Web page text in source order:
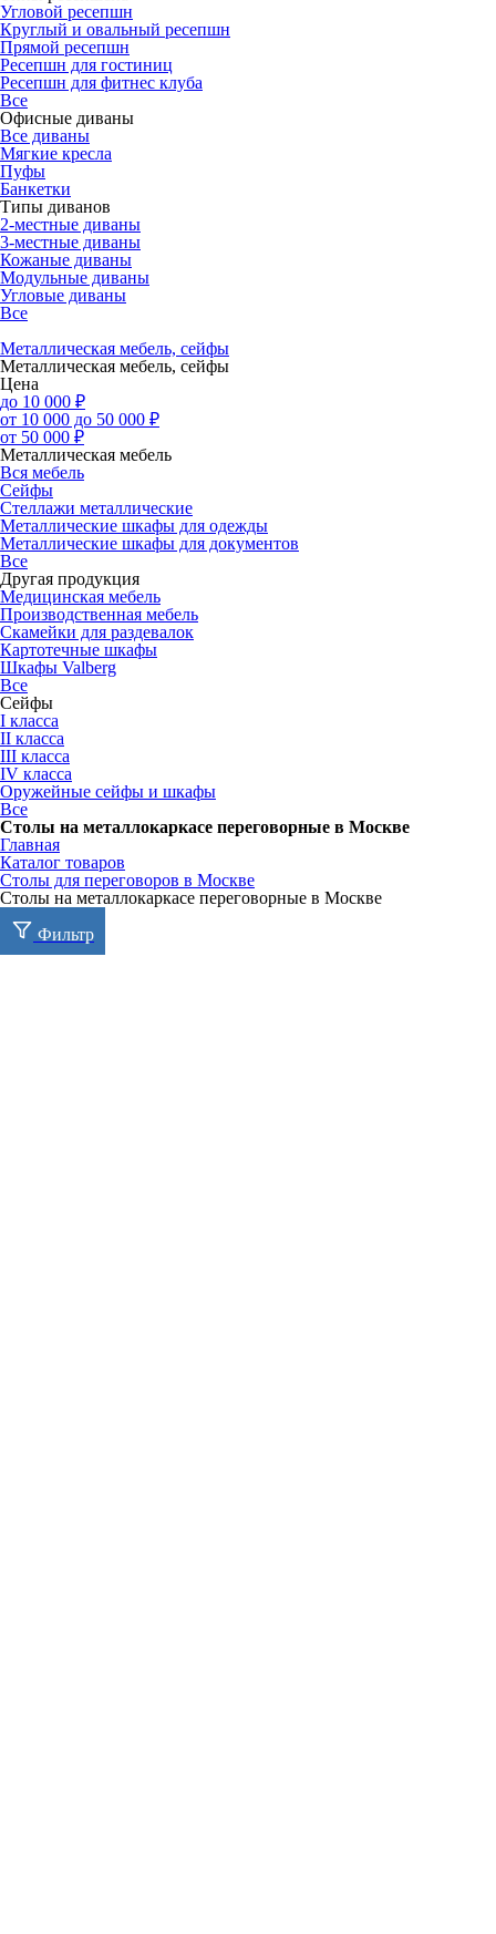
Угловой ресепшн
Круглый и овальный ресепшн
Прямой ресепшн
Ресепшн для гостиниц
Ресепшн для фитнес клуба
Все
Офисные диваны
Все диваны
Мягкие кресла
Пуфы
Банкетки
Типы диванов
2-местные диваны
3-местные диваны
Кожаные диваны
Модульные диваны
Угловые диваны
Все
Металлическая мебель, сейфы
Металлическая мебель, сейфы
Цена
до 10 000 ₽
от 10 000 до 50 000 ₽
от 50 000 ₽
Металлическая мебель
Вся мебель
Сейфы
Стеллажи металлические
Металлические шкафы для одежды
Металлические шкафы для документов
Все
Другая продукция
Медицинская мебель
Производственная мебель
Скамейки для раздевалок
Картотечные шкафы
Шкафы Valberg
Все
Сейфы
I класса
II класса
III класса
IV класса
Оружейные сейфы и шкафы
Все
Столы на металлокаркасе переговорные в Москве
Главная
Каталог товаров
Столы для переговоров в Москве
Столы на металлокаркасе переговорные в Москве
Фильтр